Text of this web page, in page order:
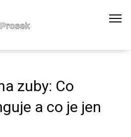
zuby: Co
a co je jen